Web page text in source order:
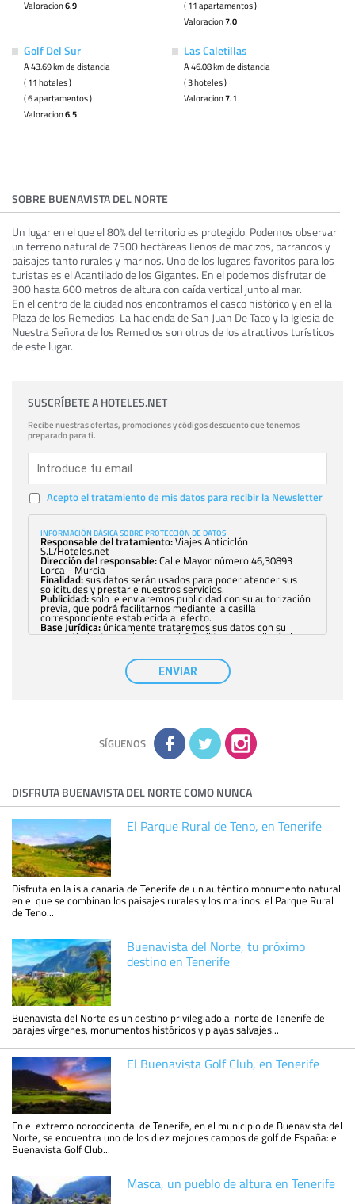
Valoracion6.9
( 11 apartamentos )
Valoracion7.0
Golf Del Sur
A 43.69 km de distancia
( 11 hoteles )
( 6 apartamentos )
Valoracion6.5
Las Caletillas
A 46.08 km de distancia
( 3 hoteles )
Valoracion7.1
SOBRE BUENAVISTA DEL NORTE
Un lugar en el que el 80% del territorio es protegido. Podemos observar
un terreno natural de 7500 hectáreas llenos de macizos, barrancos y
paisajes tanto rurales y marinos. Uno de los lugares favoritos para los
turistas es el Acantilado de los Gigantes. En el podemos disfrutar de
300 hasta 600 metros de altura con caída vertical junto al mar.
En el centro de la ciudad nos encontramos el casco histórico y en el la
Plaza de los Remedios. La hacienda de San Juan De Taco y la Iglesia de
Nuestra Señora de los Remedios son otros de los atractivos turísticos
de este lugar.
SUSCRÍBETE A HOTELES.NET
Recibe nuestras ofertas, promociones y códigos descuento que tenemos
preparado para ti.
Acepto el tratamiento de mis datos para recibir la Newsletter
INFORMACIÓN BÁSICA SOBRE PROTECCIÓN DE DATOS
Responsable del tratamiento:Viajes Anticiclón
S.L/Hoteles.net
Dirección del responsable:Calle Mayor número 46,30893
Lorca - Murcia
Finalidad:sus datos serán usados para poder atender sus
solicitudes y prestarle nuestros servicios.
Publicidad:solo le enviaremos publicidad con su autorización
previa, que podrá facilitarnos mediante la casilla
correspondiente establecida al efecto.
Base Jurídica:únicamente trataremos sus datos con su
consentimiento previo, que podrá facilitarnos mediante la
con carácter general, sólo el personal de
nuestra entidad que esté debidamente autorizado podrá
tener conocimiento de la información que le pedimos. No se
comunicarán datos a terceros.
adicional y detallada sobre cómo tratamos sus datos en la
política de privacidad
ENVIAR
SÍGUENOS
DISFRUTA BUENAVISTA DEL NORTE COMO NUNCA
El Parque Rural de Teno, en Tenerife
Disfruta en la isla canaria de Tenerife de un auténtico monumento natural
en el que se combinan los paisajes rurales y los marinos: el Parque Rural
de Teno...
Buenavista del Norte, tu próximo
destino en Tenerife
Buenavista del Norte es un destino privilegiado al norte de Tenerife de
parajes vírgenes, monumentos históricos y playas salvajes...
El Buenavista Golf Club, en Tenerife
En el extremo noroccidental de Tenerife, en el municipio de Buenavista del
Norte, se encuentra uno de los diez mejores campos de golf de España: el
Buenavista Golf Club...
Masca, un pueblo de altura en Tenerife